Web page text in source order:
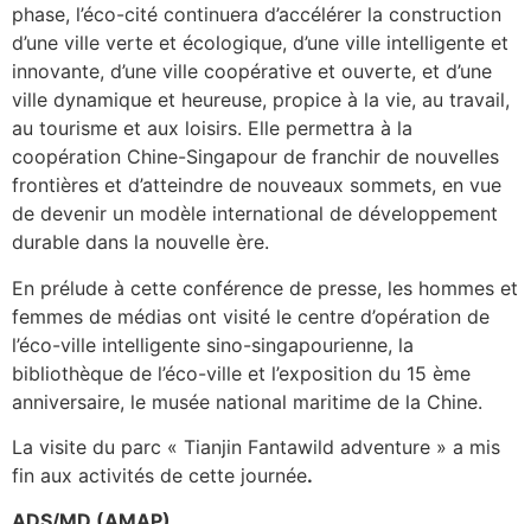
phase, l’éco-cité continuera d’accélérer la construction
d’une ville verte et écologique, d’une ville intelligente et
innovante, d’une ville coopérative et ouverte, et d’une
ville dynamique et heureuse, propice à la vie, au travail,
au tourisme et aux loisirs. Elle permettra à la
coopération Chine-Singapour de franchir de nouvelles
frontières et d’atteindre de nouveaux sommets, en vue
de devenir un modèle international de développement
durable dans la nouvelle ère.
En prélude à cette conférence de presse, les hommes et
femmes de médias ont visité le centre d’opération de
l’éco-ville intelligente sino-singapourienne, la
bibliothèque de l’éco-ville et l’exposition du 15 ème
anniversaire, le musée national maritime de la Chine.
La visite du parc « Tianjin Fantawild adventure » a mis
fin aux activités de cette journée.